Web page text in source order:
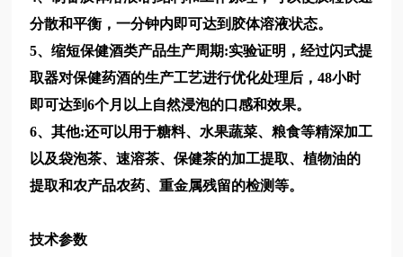
分散和平衡，一分钟内即可达到胶体溶液状态。
5、缩短保健酒类产品生产周期:实验证明，经过闪式提
取器对保健药酒的生产工艺进行优化处理后，48小时
即可达到6个月以上自然浸泡的口感和效果。
6、其他:还可以用于糖料、水果蔬菜、粮食等精深加工
以及袋泡茶、速溶茶、保健茶的加工提取、植物油的
提取和农产品农药、重金属残留的检测等。
技术参数